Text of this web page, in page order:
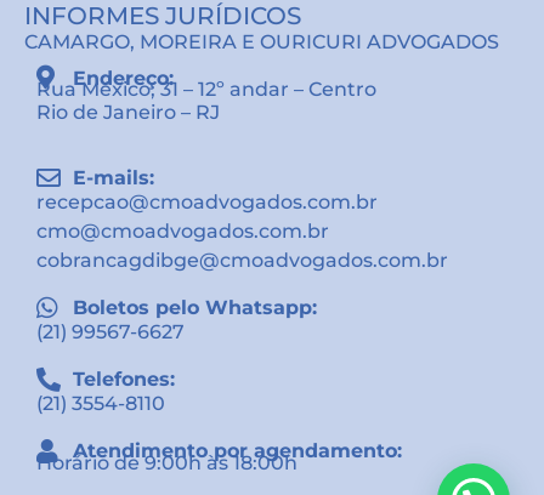
INFORMES JURÍDICOS
CAMARGO, MOREIRA E OURICURI ADVOGADOS
Endereço:
Rua México, 31 – 12º andar – Centro
Rio de Janeiro – RJ
E-mails:
recepcao@cmoadvogados.com.br
cmo@cmoadvogados.com.br
cobrancagdibge@cmoadvogados.com.br
Boletos pelo Whatsapp:
(21) 99567-6627
Telefones:
(21) 3554-8110
Atendimento por agendamento:
Horário de 9:00h às 18:00h